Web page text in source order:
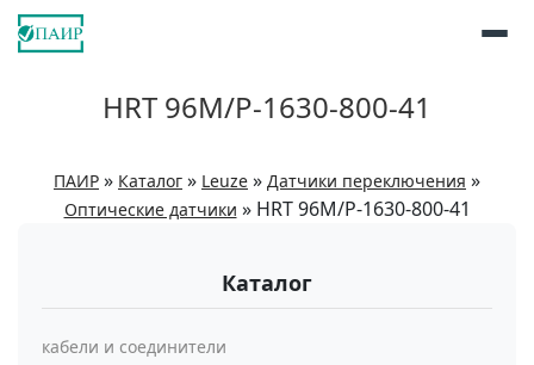
HRT 96M/P-1630-800-41
ПАИР » Каталог » Leuze » Датчики переключения »
Оптические датчики » HRT 96M/P-1630-800-41
Каталог
кабели и соединители